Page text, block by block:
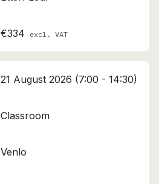
€334 excl. VAT
21 August 2026 (7:00 - 14:30)
Classroom
Venlo